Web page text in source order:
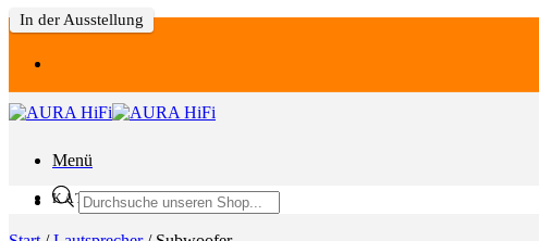
Zum
springen
Menü
KATEGORIEN
Products
search
In der Ausstellung